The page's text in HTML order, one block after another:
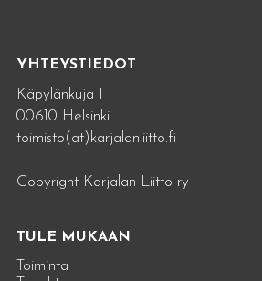
YHTEYSTIEDOT
Käpylänkuja 1
00610 Helsinki
toimisto(at)karjalanliitto.fi
Copyright Karjalan Liitto ry
TULE MUKAAN
Toiminta